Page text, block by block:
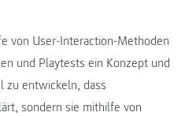
von User-Interaction-Methoden
und Playtests ein Konzept und
zu entwickeln, dass
sondern sie mithilfe von